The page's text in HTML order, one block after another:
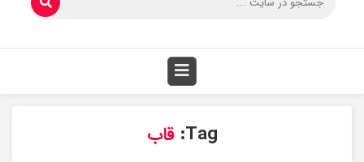
Tag: قاب